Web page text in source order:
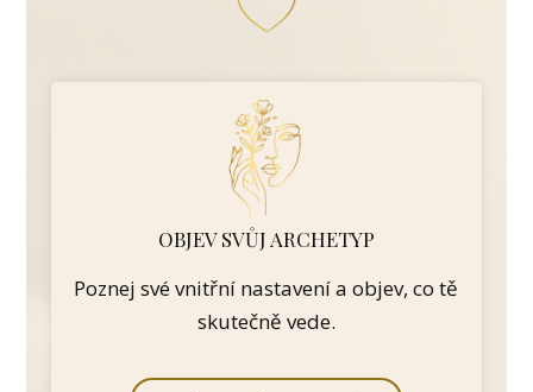
OBJEV SVŮJ ARCHETYP
Poznej své vnitřní nastavení a objev, co tě
skutečně vede.